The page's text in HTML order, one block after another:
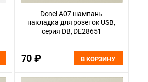
Donel A07 шампань
накладка для розеток USB,
серия DB, DE28651
70 ₽ В КОРЗИНУ